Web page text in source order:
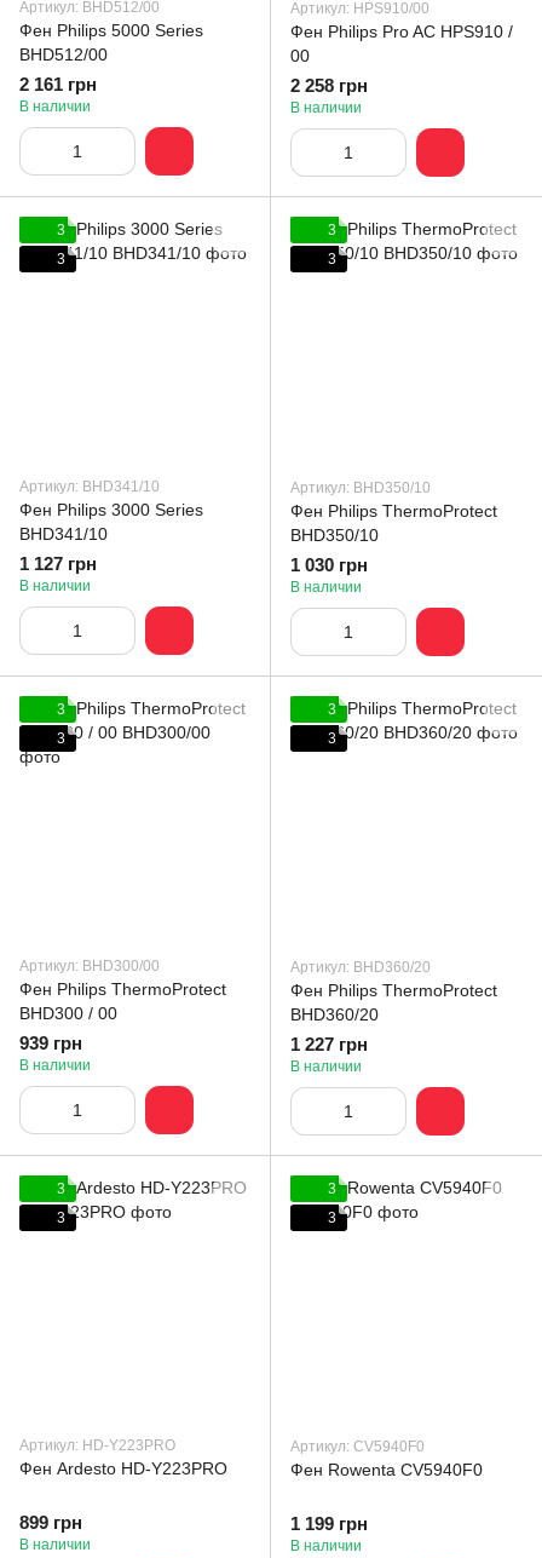
Артикул: BHD512/00
Фен Philips 5000 Series
BHD512/00
2 161 грн
В наличии
Артикул: HPS910/00
Фен Philips Pro AC HPS910 /
00
2 258 грн
В наличии
3
3
Артикул: BHD341/10
Фен Philips 3000 Series
BHD341/10
1 127 грн
В наличии
3
3
Артикул: BHD350/10
Фен Philips ThermoProtect
BHD350/10
1 030 грн
В наличии
3
3
Артикул: BHD300/00
Фен Philips ThermoProtect
BHD300 / 00
939 грн
В наличии
3
3
Артикул: BHD360/20
Фен Philips ThermoProtect
BHD360/20
1 227 грн
В наличии
3
3
Артикул: HD-Y223PRO
Фен Ardesto HD-Y223PRO
899 грн
В наличии
3
3
Артикул: CV5940F0
Фен Rowenta CV5940F0
1 199 грн
В наличии